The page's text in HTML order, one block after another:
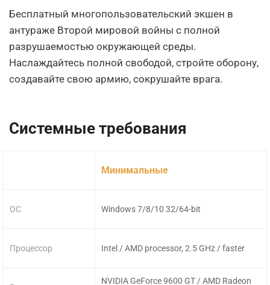
Бесплатный многопользовательский экшен в
антураже Второй мировой войны с полной
разрушаемостью окружающей среды.
Наслаждайтесь полной свободой, стройте оборону,
создавайте свою армию, сокрушайте врага.
Системные требования
ОС
Процессор
Минимальные
Windows 7/8/10 32/64-bit
Intel / AMD processor, 2.5 GHz / faster
NVIDIA GeForce 9600 GT / AMD Radeon